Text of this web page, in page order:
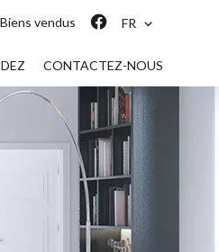
Biens vendus FR
CONTACTEZ-NOUS